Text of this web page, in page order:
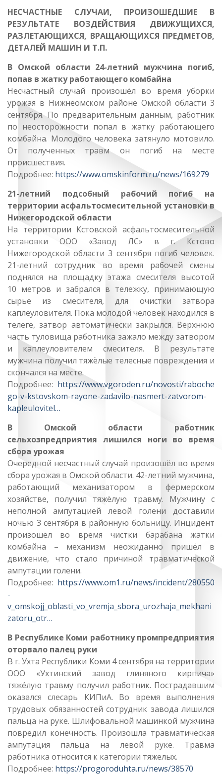
НЕСЧАСТНЫЕ СЛУЧАИ, ПРОИЗОШЕДШИЕ В
РЕЗУЛЬТАТЕ ВОЗДЕЙСТВИЯ ДВИЖУЩИХСЯ,
РАЗЛЕТАЮЩИХСЯ, ВРАЩАЮЩИХСЯ ПРЕДМЕТОВ,
ДЕТАЛЕЙ МАШИН И Т.П.
В Омской области 24-летний мужчина погиб,
попав в жатку работающего комбайна
Несчастный случай произошёл во время уборки
урожая в Нижнеомском районе Омской области 3
сентября. По предварительным данным, работник
по неосторожности попал в жатку работающего
комбайна. Молодого человека затянуло мотовило.
От полученных травм он погиб на месте
происшествия.
Подробнее: https://www.omskinform.ru/news/169279
21-летний подсобный рабочий погиб на
территории асфальтосмесительной установки в
Нижегородской области
На территории Кстовской асфальтосмесительной
установки ООО «Завод ЛС» в г. Кстово
Нижегородской области 3 сентября погиб человек.
21-летний сотрудник во время рабочей смены
поднялся на площадку этажа смесителя высотой
10 метров и забрался в тележку, принимающую
сырье из смесителя, для очистки затвора
каплеуловителя. Пока молодой человек находился в
телеге, затвор автоматически закрылся. Верхнюю
часть туловища работника зажало между затвором
и каплеуловителем смесителя. В результате
мужчина получил тяжёлые телесные повреждения и
скончался на месте.
Подробнее: https://www.vgoroden.ru/novosti/raboche
go-v-kstovskom-rayone-zadavilo-nasmert-zatvorom-
kapleulovitel…
В Омской области работник
сельхозпредприятия лишился ноги во время
сбора урожая
Очередной несчастный случай произошёл во время
сбора урожая в Омской области. 42-летний мужчина,
работающий механизатором в фермерском
хозяйстве, получил тяжёлую травму. Мужчину с
неполной ампутацией левой голени доставили
ночью 3 сентября в районную больницу. Инцидент
произошёл во время чистки барабана жатки
комбайна – механизм неожиданно пришёл в
движение, что стало причиной травматической
ампутации голени.
Подробнее: https://www.om1.ru/news/incident/280550
-
v_omskojj_oblasti_vo_vremja_sbora_urozhaja_mekhani
zatoru_otr…
В Республике Коми работнику промпредприятия
оторвало палец руки
В г. Ухта Республики Коми 4 сентября на территории
ООО «Ухтинский завод глиняного кирпича»
тяжёлую травму получил работник. Пострадавшим
оказался слесарь КИПиА. Во время выполнения
трудовых обязанностей сотрудник завода лишился
пальца на руке. Шлифовальной машинкой мужчина
повредил конечность. Произошла травматическая
ампутация пальца на левой руке. Травма
работника относится к категории тяжелых.
Подробнее: https://progoroduhta.ru/news/38570